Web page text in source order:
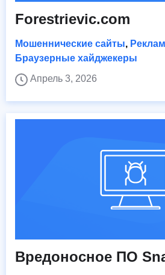
Forestrievic.com
Мошеннические сайты,
Браузерные хайджекеры
Апрель 3, 2026
Вредоносное ПО